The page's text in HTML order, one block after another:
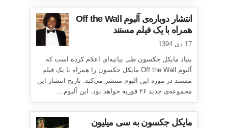
انتشار دوباره‌ی آلبوم Off the Wall
همراه با یک فیلم مستند
17 دی 1394
بنیاد مایکل جکسون طی بیانیه‌ای اعلام کرده است که
آلبوم Off the Wall مایکل جکسون را همراه با یک فیلم
مستند در مورد این آلبوم منتشر می‌کند. تاریخ انتشار این
مجموعه‌ی جدید ۲۶ فوریه خواهد بود. این آلبوم...
مایکل جکسون به سی میلیون